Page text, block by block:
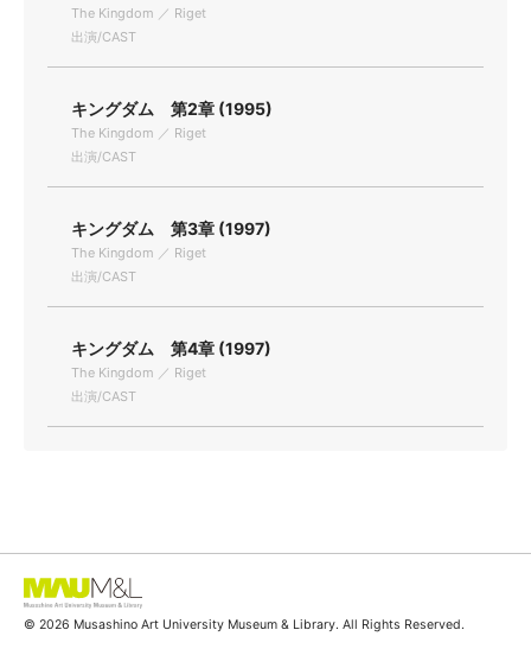
The Kingdom ／ Riget
出演/CAST
キングダム 第2章 (1995)
The Kingdom ／ Riget
出演/CAST
キングダム 第3章 (1997)
The Kingdom ／ Riget
出演/CAST
キングダム 第4章 (1997)
The Kingdom ／ Riget
出演/CAST
© 2026 Musashino Art University Museum & Library. All Rights Reserved.